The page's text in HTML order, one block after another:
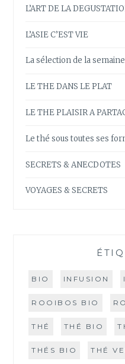
L’ART DE LA
L’ASIE C’EST VIE
La sélection de la semaine
LE THE DANS LE PLAT
LE THE PLAISIR A
Le thé sous toutes ses
SECRETS & ANECDOTES
VOYAGES & SECRETS
BIO INFUSION
ROOIBOS BIO
THÉ THÉ BIO
THÉS BIO THÉ